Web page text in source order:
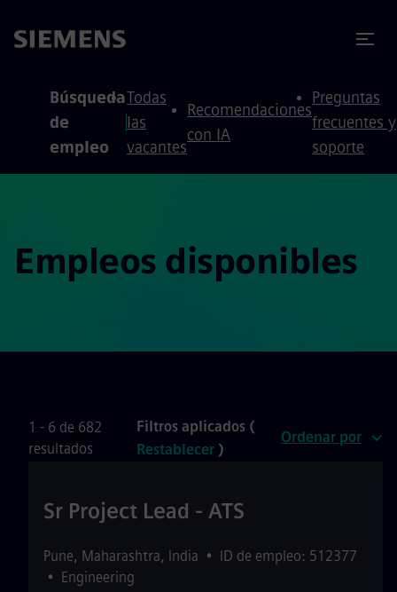
Búsqueda
de
empleo
Todas
las
vacantes
Recomendaciones
con IA
Preguntas
frecuentes y
soporte
Empleos disponibles
1 - 6 de 682
resultados
Filtros aplicados (
Restablecer)
Ordenar por
Sr Project Lead - ATS
Pune, Maharashtra, India • ID de empleo: 512377
• Engineering